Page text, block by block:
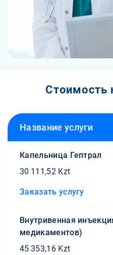
Стоимость
Название услуги
Капельница Гептрал
30 111,52 Kzt
Заказать услугу
Внутривенная
медикаментов)
45 353,16 Kzt